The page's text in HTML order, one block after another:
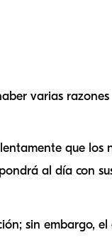
varias razones
que los
al día con
sin embargo, el